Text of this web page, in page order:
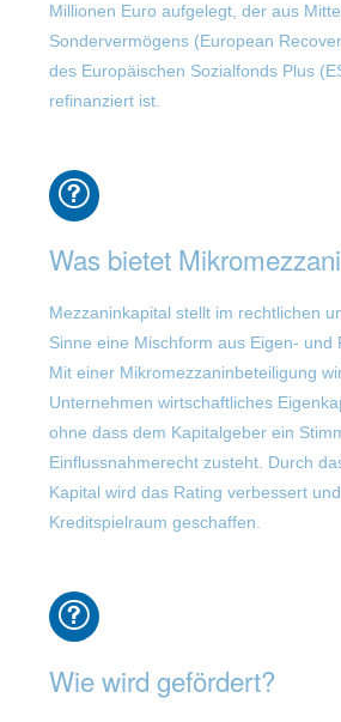
Millionen Euro aufgelegt, der aus
Sondervermögens (European
des Europäischen Sozialfonds Plus
refinanziert ist.
Was bietet
Mezzaninkapital stellt im rechtlichen
Sinne eine Mischform aus Eigen- und
Mit einer Mikromezzaninbeteiligung
Unternehmen wirtschaftliches
ohne dass dem Kapitalgeber ein
Einflussnahmerecht zusteht. Durch
Kapital wird das Rating verbessert
Kreditspielraum geschaffen.
Wie wird gefördert?